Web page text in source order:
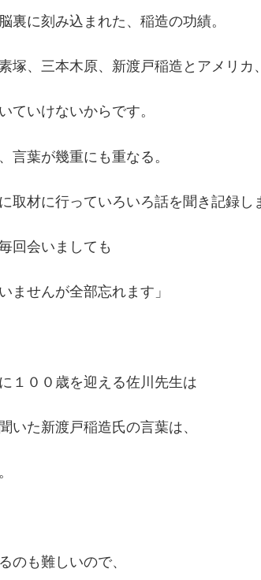
裏に刻み込まれた、稲造の功績。
塚、三本木原、新渡戸稲造とアメリカ、
ていけないからです。
言葉が幾重にも重なる。
取材に行っていろいろ話を聞き記録し
回会いましても
ませんが全部忘れます」
１００歳を迎える佐川先生は
いた新渡戸稲造氏の言葉は、
のも難しいので、